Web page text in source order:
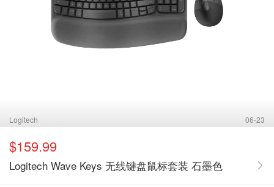
Logitech 06-23
$159.99
Logitech Wave Keys 无线键盘鼠标套装 石墨色